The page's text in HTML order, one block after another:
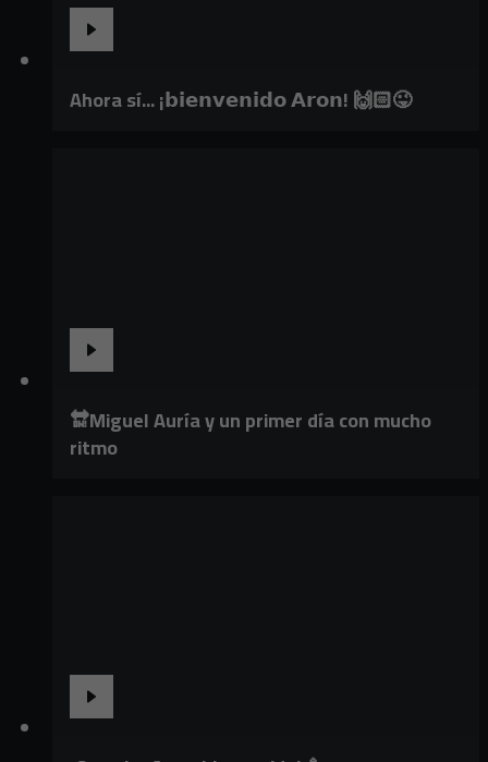
Ahora sí... ¡𝗯𝗶𝗲𝗻𝘃𝗲𝗻𝗶𝗱𝗼 𝗔𝗿𝗼𝗻! 🙌🏻😜
🔛Miguel Auría y un primer día con mucho
ritmo